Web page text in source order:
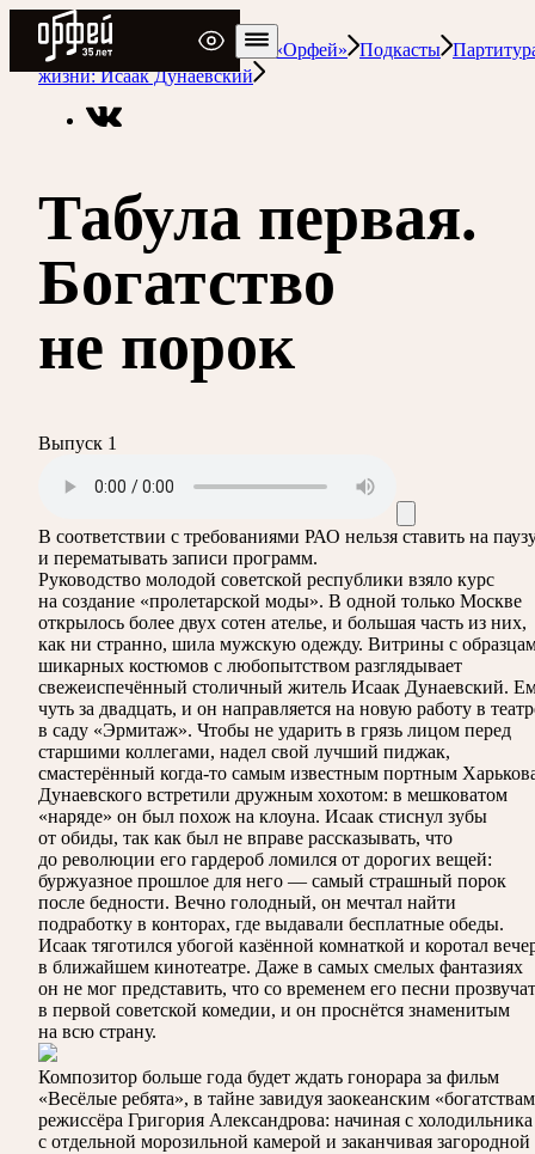
Радио Орфей
Радио классической музыки «Орфей»
Подкасты
жизни: Исаак Дунаевский
Табула первая.
Богатство
не порок
Выпуск 1
В соответствии с требованиями РАО нельзя ставить на
и перематывать записи программ.
Руководство молодой советской республики взяло курс
на создание «пролетарской моды». В одной только Москве
открылось более двух сотен ателье, и большая часть из них,
как ни странно, шила мужскую одежду. Витрины с
шикарных костюмов с любопытством разглядывает
свежеиспечённый столичный житель Исаак Дунаевский.
чуть за двадцать, и он направляется на новую работу в
в саду «Эрмитаж». Чтобы не ударить в грязь лицом перед
старшими коллегами, надел свой лучший пиджак,
смастерённый когда-то самым известным портным
Дунаевского встретили дружным хохотом: в мешковатом
«наряде» он был похож на клоуна. Исаак стиснул зубы
от обиды, так как был не вправе рассказывать, что
до революции его гардероб ломился от дорогих вещей:
буржуазное прошлое для него — самый страшный порок
после бедности. Вечно голодный, он мечтал найти
подработку в конторах, где выдавали бесплатные обеды.
Исаак тяготился убогой казённой комнаткой и коротал
в ближайшем кинотеатре. Даже в самых смелых фантазиях
он не мог представить, что со временем его песни прозвучат
в первой советской комедии, и он проснётся знаменитым
на всю страну.
Композитор больше года будет ждать гонорара за фильм
«Весёлые ребята», в тайне завидуя заокеанским
режиссёра Григория Александрова: начиная с холодильника
с отдельной морозильной камерой и заканчивая загородной